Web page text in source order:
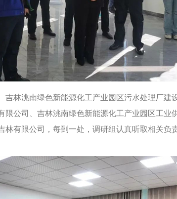
洮南绿色新能源化工产业园区污水处理厂建
公司、吉林洮南绿色新能源化工产业园区工业
有限公司，每到一处，调研组认真听取相关负